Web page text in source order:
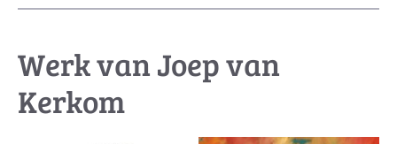
Werk van Joep van
Kerkom